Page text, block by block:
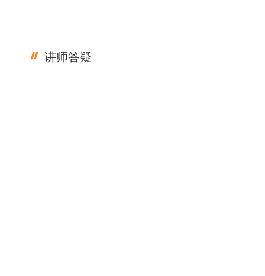
讲师答疑